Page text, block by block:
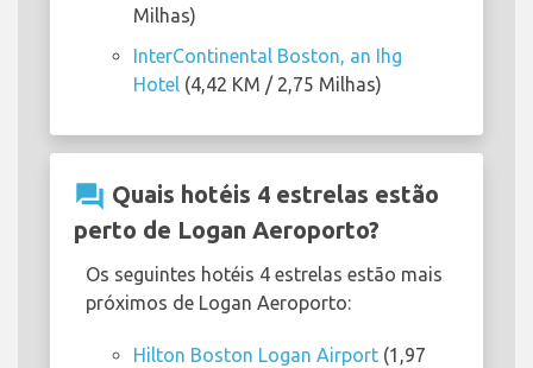
Milhas)
InterContinental Boston, an Ihg
Hotel (4,42 KM / 2,75 Milhas)
question_answer Quais hotéis 4 estrelas estão
perto de Logan Aeroporto?
Os seguintes hotéis 4 estrelas estão mais
próximos de Logan Aeroporto:
Hilton Boston Logan Airport (1,97